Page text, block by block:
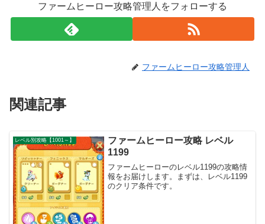
ファームヒーロー攻略管理人をフォローする
ファームヒーロー攻略管理人
関連記事
レベル別攻略【1001～】
ファームヒーロー攻略 レベル
1199
ファームヒーローのレベル1199の攻略情
報をお届けします。まずは、レベル1199
のクリア条件です。